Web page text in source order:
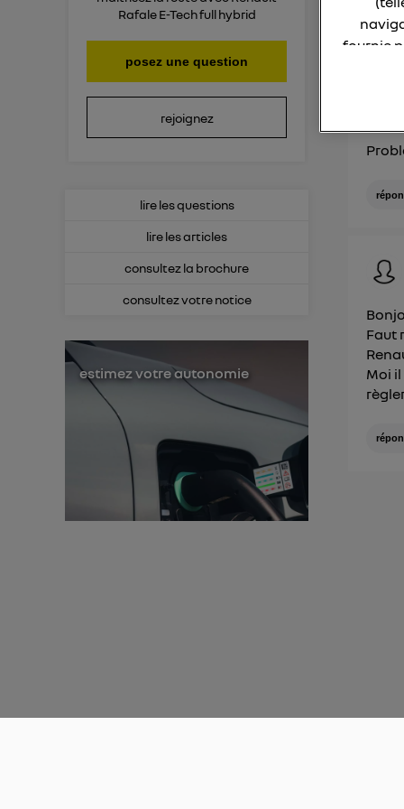
Rafale E-Tech full hybrid
posez une question
rejoignez
lire les questions
lire les articles
consultez la brochure
consultez votre notice
estimez votre autonomie
Faut
Moi
fournie
La
Elle
IP et
Pour une